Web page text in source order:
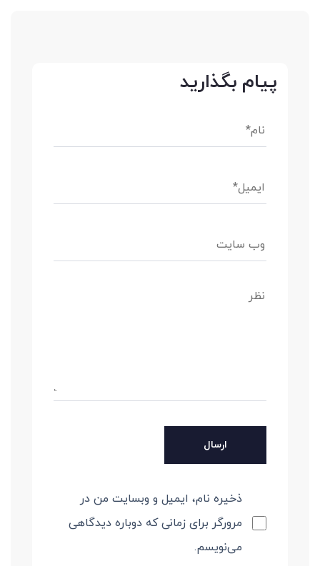
پیام بگذارید
ذخیره نام، ایمیل و وبسایت من در
مرورگر برای زمانی که دوباره دیدگاهی
می‌نویسم.